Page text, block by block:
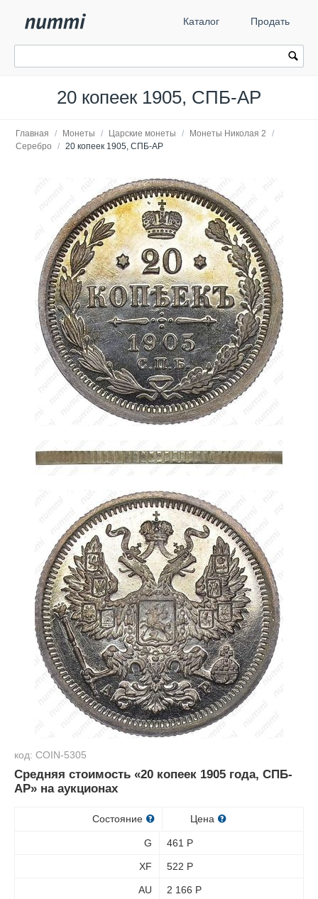
Каталог Продать
20 копеек 1905, СПБ-АР
Главная / Монеты / Царские монеты / Монеты Николая 2
/
Серебро
/ 20 копеек 1905, СПБ-АР
код: COIN-5305
Средняя стоимость «20 копеек 1905 года, СПБ-
АР» на аукционах
Состояние Цена
G 461 Р
XF 522 Р
AU 2 166 Р